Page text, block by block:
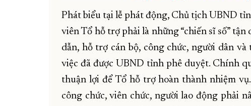
Phát biểu tại lễ phát động, Chủ tịch UBND
viên Tổ hỗ trợ phải là những “chiến sĩ số”
dẫn, hỗ trợ cán bộ, công chức, người dân
việc đã được UBND tỉnh phê duyệt. Chính
thuận lợi để Tổ hỗ trợ hoàn thành nhiệm
công chức, viên chức, người lao động phải